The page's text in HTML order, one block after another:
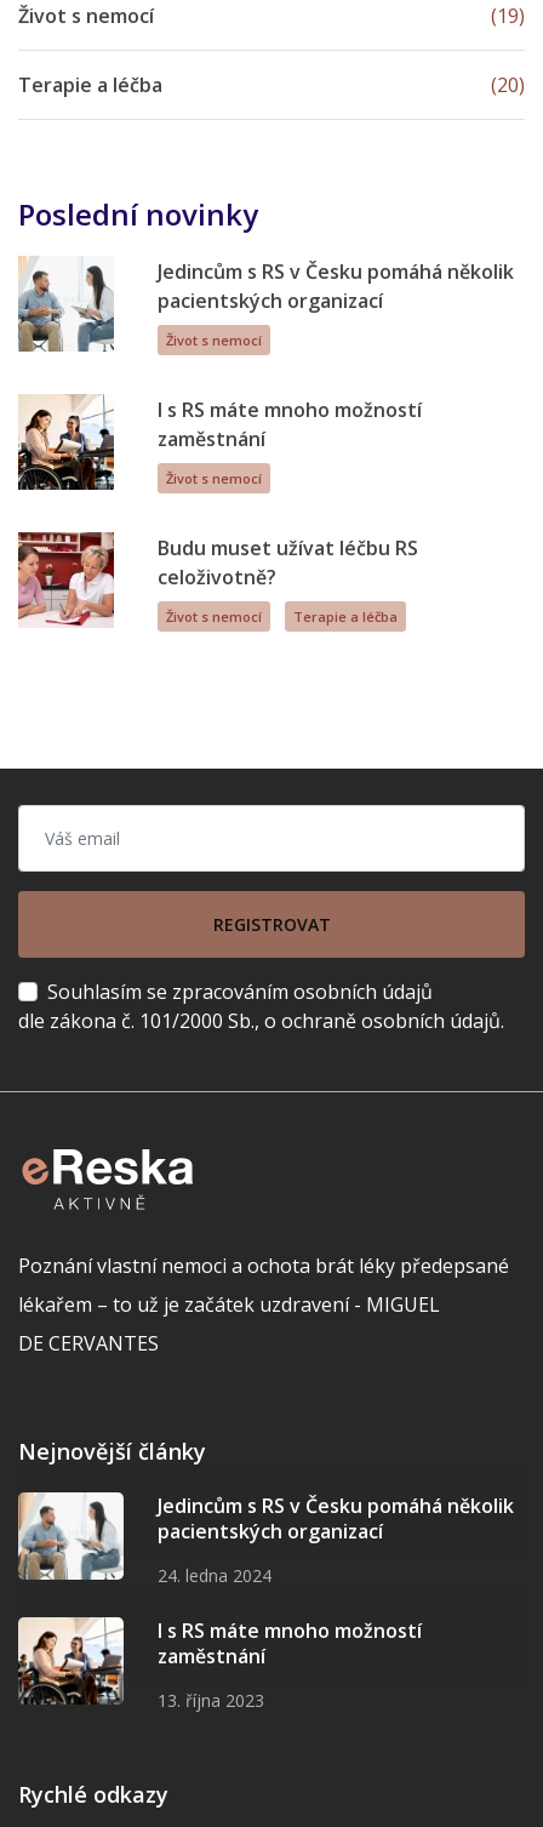
Život s nemocí (19)
Terapie a léčba (20)
Poslední novinky
Jedincům s RS v Česku pomáhá několik
pacientských organizací
Život s nemocí
I s RS máte mnoho možností
zaměstnání
Život s nemocí
Budu muset užívat léčbu RS
celoživotně?
Život s nemocí Terapie a léčba
REGISTROVAT
Souhlasím se zpracováním osobních údajů
dle zákona č. 101/2000 Sb., o ochraně osobních údajů.
Poznání vlastní nemoci a ochota brát léky předepsané
lékařem – to už je začátek uzdravení - MIGUEL
DE CERVANTES
Nejnovější články
Jedincům s RS v Česku pomáhá několik
pacientských organizací
24. ledna 2024
I s RS máte mnoho možností
zaměstnání
13. října 2023
Rychlé odkazy